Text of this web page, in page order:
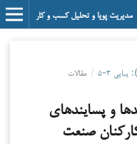
مدیریت پویا و تحلیل کسب و کار
/ مقالات
و پسایندهای
صنعت